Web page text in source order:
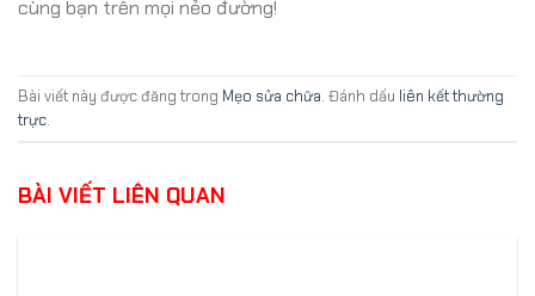
cùng bạn trên mọi nẻo đường!
Bài viết này được đăng trong Mẹo sửa chữa. Đánh dấu liên kết thường
trực.
BÀI VIẾT LIÊN QUAN